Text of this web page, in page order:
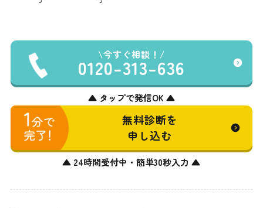
今すぐ相談！
0120-313-636
▲ タップで発信OK ▲
無料診断を
申し込む
▲ 24時間受付中・簡単30秒入力 ▲